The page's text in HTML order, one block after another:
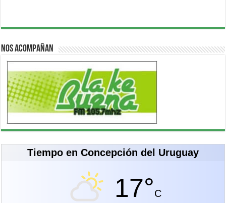
Nos acompañan
Tiempo en Concepción del Uruguay
17°C